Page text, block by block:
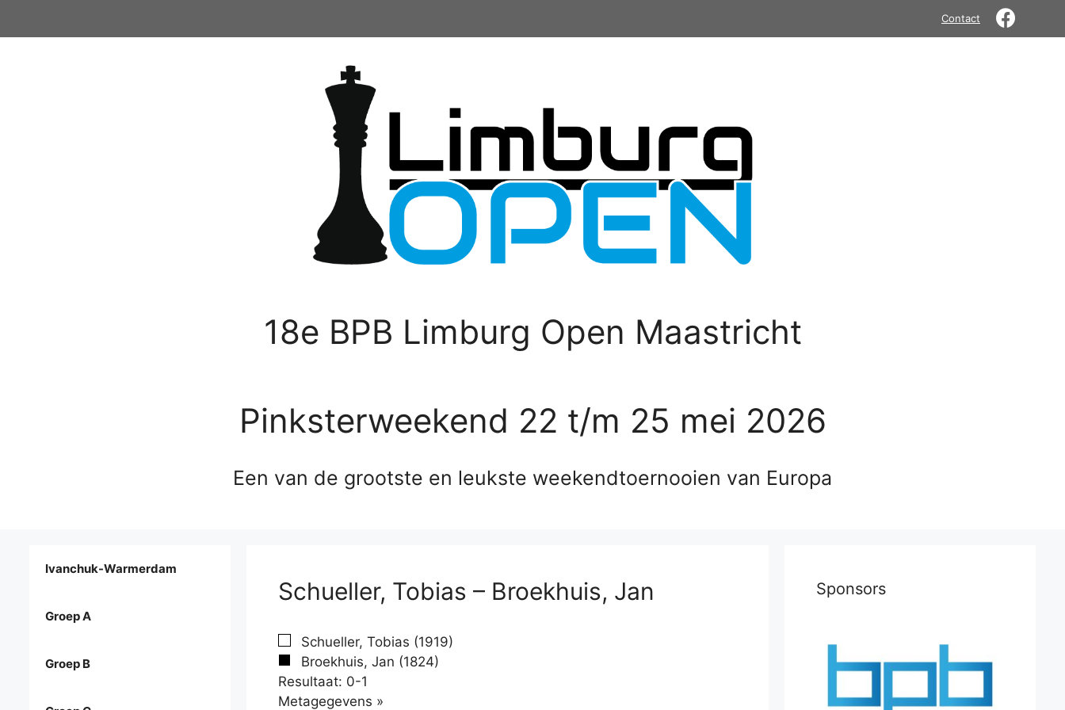
Contact
18e BPB Limburg Open Maastricht
Pinksterweekend 22 t/m 25 mei 2026
Een van de grootste en leukste weekendtoernooien van Europa
Schueller, Tobias – Broekhuis, Jan
Schueller, Tobias (1919)
Broekhuis, Jan (1824)
Resultaat: 0-1
Metagegevens »
Ivanchuk-Warmerdam
Groep A
Groep B
Sponsors